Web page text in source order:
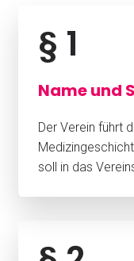
§ 1
Name und
Der Verein führt
soll in das